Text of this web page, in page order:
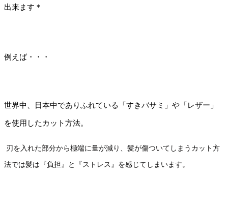
出来ます＊
例えば・・・
世界中、日本中でありふれている「すきバサミ」や「レザー」
を使用したカット方法。
刃を入れた部分から極端に量が減り、髪が傷ついてしまうカット方
法では髪は『負担』と『ストレス』を感じてしまいます。